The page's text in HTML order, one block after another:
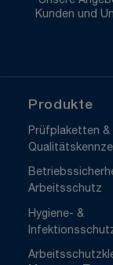
Kunden und
Produkte
Prüfplaketten &
Arbeitsschutz
Hygiene- &